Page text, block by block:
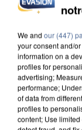
We and our (447)
your consent and/
information on a
profiles for
advertising;
performance;
of data from
profiles to
content; Use